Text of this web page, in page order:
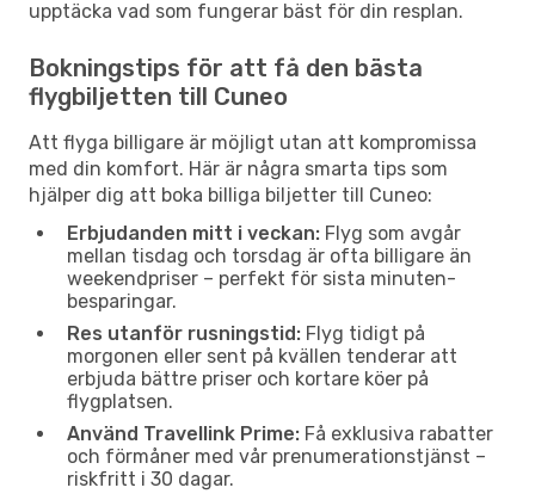
upptäcka vad som fungerar bäst för din resplan.
Bokningstips för att få den bästa
flygbiljetten till Cuneo
Att flyga billigare är möjligt utan att kompromissa
med din komfort. Här är några smarta tips som
hjälper dig att boka billiga biljetter till Cuneo:
Erbjudanden mitt i veckan: Flyg som avgår
mellan tisdag och torsdag är ofta billigare än
weekendpriser – perfekt för sista minuten-
besparingar.
Res utanför rusningstid: Flyg tidigt på
morgonen eller sent på kvällen tenderar att
erbjuda bättre priser och kortare köer på
flygplatsen.
Använd Travellink Prime: Få exklusiva rabatter
och förmåner med vår prenumerationstjänst –
riskfritt i 30 dagar.